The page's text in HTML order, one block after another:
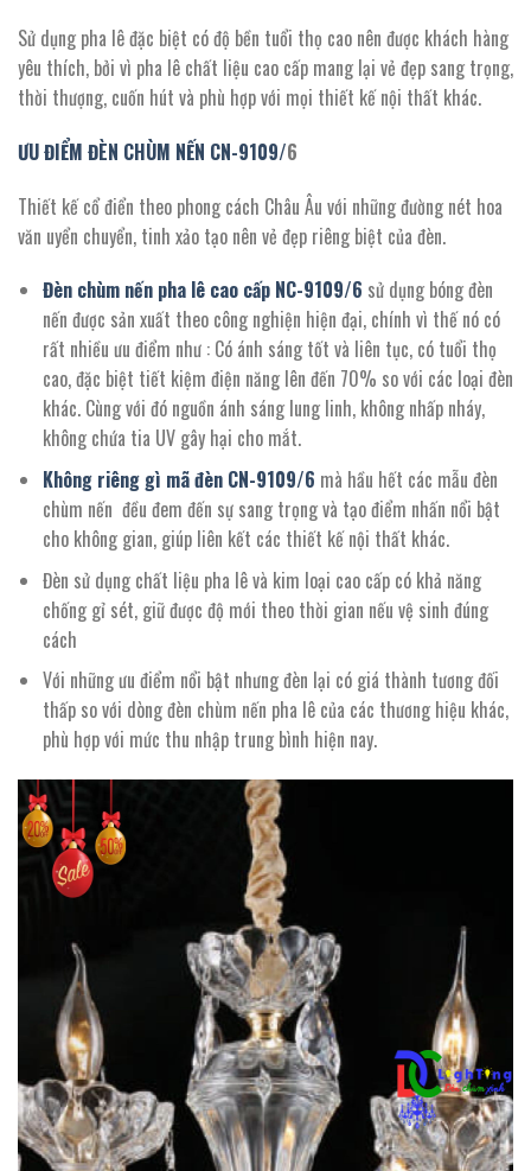
Sử dụng pha lê đặc biệt có độ bền tuổi thọ cao nên được khách hàng
yêu thích, bởi vì pha lê chất liệu cao cấp mang lại vẻ đẹp sang trọng,
thời thượng, cuốn hút và phù hợp với mọi thiết kế nội thất khác.
ƯU ĐIỂM ĐÈN CHÙM NẾN CN-9109/6
Thiết kế cổ điển theo phong cách Châu Âu với những đường nét hoa
văn uyển chuyển, tinh xảo tạo nên vẻ đẹp riêng biệt của đèn.
Đèn chùm nến pha lê cao cấp NC-9109/6 sử dụng bóng đèn
nến được sản xuất theo công nghiện hiện đại, chính vì thế nó có
rất nhiều ưu điểm như : Có ánh sáng tốt và liên tục, có tuổi thọ
cao, đặc biệt tiết kiệm điện năng lên đến 70% so với các loại đèn
khác. Cùng với đó nguồn ánh sáng lung linh, không nhấp nháy,
không chứa tia UV gây hại cho mắt.
Không riêng gì mã đèn CN-9109/6 mà hầu hết các mẫu đèn
chùm nến đều đem đến sự sang trọng và tạo điểm nhấn nổi bật
cho không gian, giúp liên kết các thiết kế nội thất khác.
Đèn sử dụng chất liệu pha lê và kim loại cao cấp có khả năng
chống gỉ sét, giữ được độ mới theo thời gian nếu vệ sinh đúng
cách
Với những ưu điểm nổi bật nhưng đèn lại có giá thành tương đối
thấp so với dòng đèn chùm nến pha lê của các thương hiệu khác,
phù hợp với mức thu nhập trung bình hiện nay.